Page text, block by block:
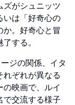
ズがシュニッツ
いは「好奇心の
か。好奇心と冒
する。
ジの関係、イタ
れぞれが異なる
映画で、ルイ
で交流する様子